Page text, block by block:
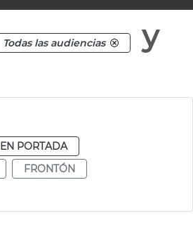
Todas las audiencias
y
EN PORTADA
FRONTÓN